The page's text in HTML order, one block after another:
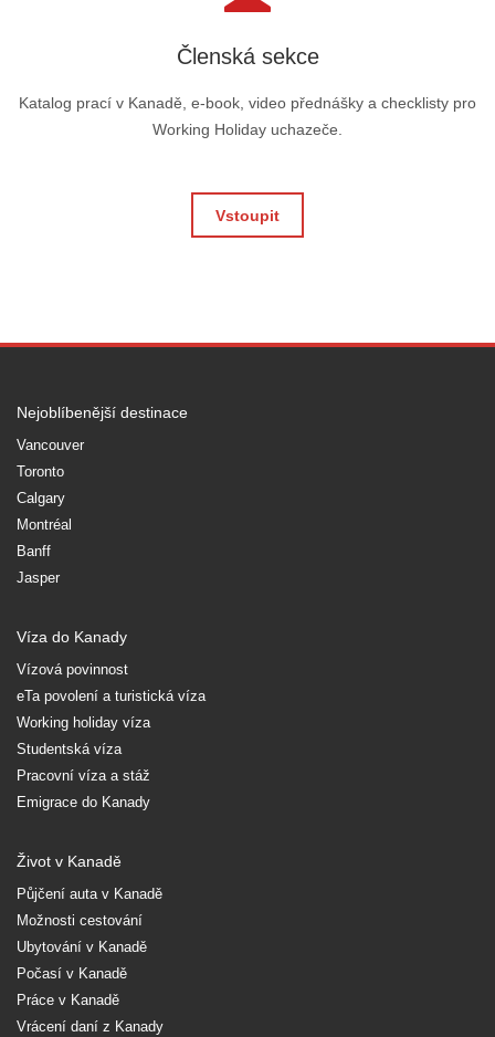
Členská sekce
Katalog prací v Kanadě, e-book, video přednášky a checklisty pro
Working Holiday uchazeče.
Vstoupit
Nejoblíbenější destinace
Vancouver
Toronto
Calgary
Montréal
Banff
Jasper
Víza do Kanady
Vízová povinnost
eTa povolení a turistická víza
Working holiday víza
Studentská víza
Pracovní víza a stáž
Emigrace do Kanady
Život v Kanadě
Půjčení auta v Kanadě
Možnosti cestování
Ubytování v Kanadě
Počasí v Kanadě
Práce v Kanadě
Vrácení daní z Kanady